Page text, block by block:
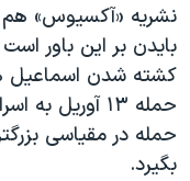
نشریه «آکسیوس» هم
بایدن بر این باور
کشته شدن اسماعیل
حمله ۱۳
حمله در مقیاسی
بگیرد.